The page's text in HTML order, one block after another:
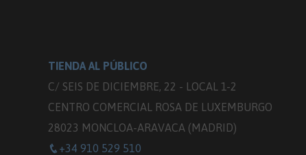
TIENDA AL PÚBLICO
C/ SEIS DE DICIEMBRE, 22 - LOCAL 1-2
CENTRO COMERCIAL ROSA DE LUXEMBURGO
28023 MONCLOA-ARAVACA (MADRID)
+34 910 529 510